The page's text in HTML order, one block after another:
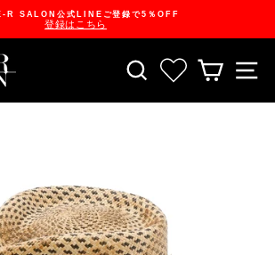
R SALON公式LINEご登録で5％OFF
登録はこちら
SEARCHお気に入り一
CART